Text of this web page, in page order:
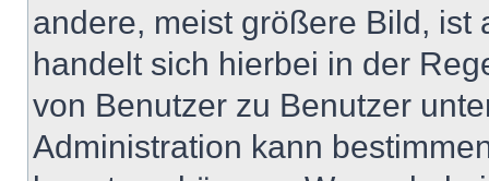
andere, meist größere Bild, ist
handelt sich hierbei in der
von Benutzer zu Benutzer
Administration kann